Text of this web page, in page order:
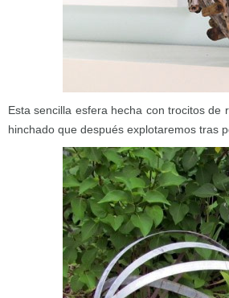
Esta sencilla esfera hecha con trocitos
hinchado que después explotaremos tras